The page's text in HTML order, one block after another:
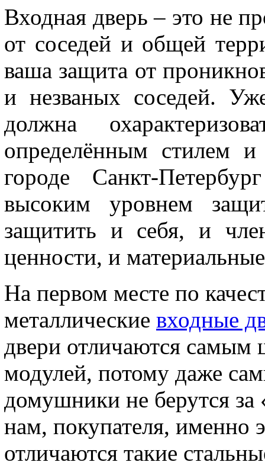
Входная дверь – это не
от соседей и общей
ваша защита от
и незваных соседей.
должна
определённым стилем
городе Санкт-
высоким уровнем
защитить и себя, и
ценности, и
На первом месте по
металлические входные
двери отличаются
модулей, потому даже
домушники не берутся за
нам, покупателя, именно
отличаются такие